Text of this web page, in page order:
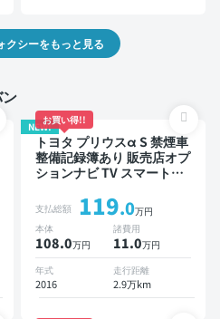
クシーをもっと見る
NEW!
お買い得!!
トヨタ プリウスα S 禁煙車
整備記録簿あり 販売店オプ
ションナビ TV スマートキ
支払総額 119.0万円
本体
108.0万円
諸費用
11.0万円
年式
2016
走行距離
2.9万km